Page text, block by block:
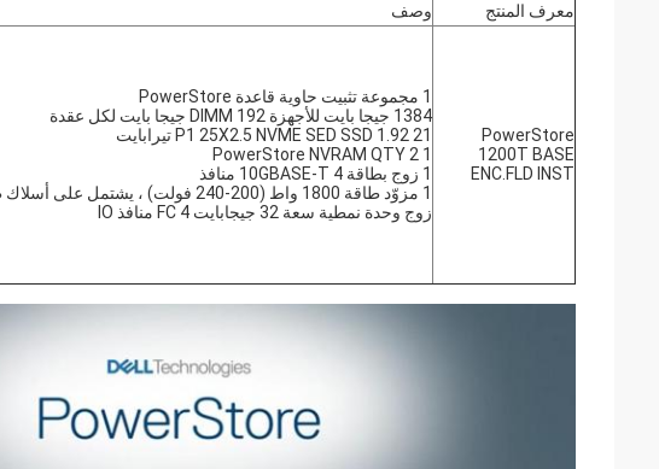
معرف المنتج وصف
PowerStore
1200T BASE
ENC.FLD INST
1 مجموعة تثبيت حاوية قاعدة PowerStore
1384 جيجا بايت للأجهزة DIMM 192 جيجا بايت لكل عقدة
21 P1 25X2.5 NVME SED SSD 1.92 تيرابايت
1 PowerStore NVRAM QTY 2
1 زوج بطاقة 10GBASE-T 4 منافذ
زوج وحدة نمطية سعة 32 جيجابايت FC 4 منافذ IO